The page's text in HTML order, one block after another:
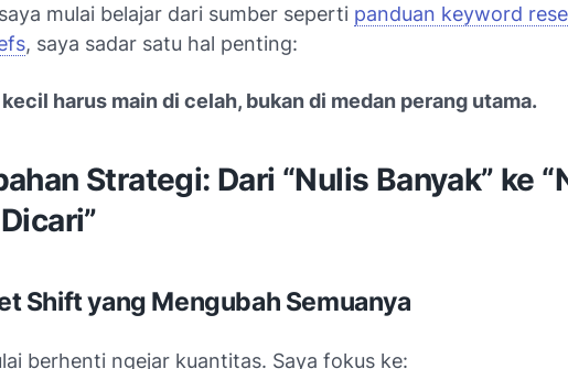
mulai belajar dari sumber seperti panduan keyword
, saya sadar satu hal penting:
harus main di celah, bukan di medan perang utama.
Strategi: Dari “Nulis Banyak” ke
Shift yang Mengubah Semuanya
berhenti ngejar kuantitas. Saya fokus ke: